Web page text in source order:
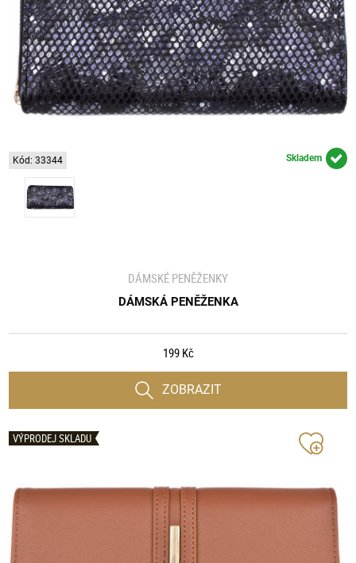
Kód: 33344 Skladem
DÁMSKÉ PENĚŽENKY
DÁMSKÁ PENĚŽENKA
199 Kč
ZOBRAZIT
VÝPRODEJ SKLADU